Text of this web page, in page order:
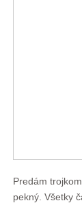
Predám
pekný. Všetky